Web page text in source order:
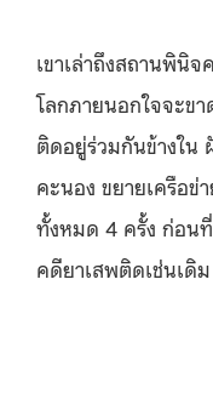
เขาเล่าถึงสถานพินิ
โลกภายนอกใจจะข
ติดอยู่ร่วมกันข้างใน
คะนอง ขยายเครือ
ทั้งหมด 4 ครั้ง ก่อนที่
คดียาเสพติดเช่นเดิม